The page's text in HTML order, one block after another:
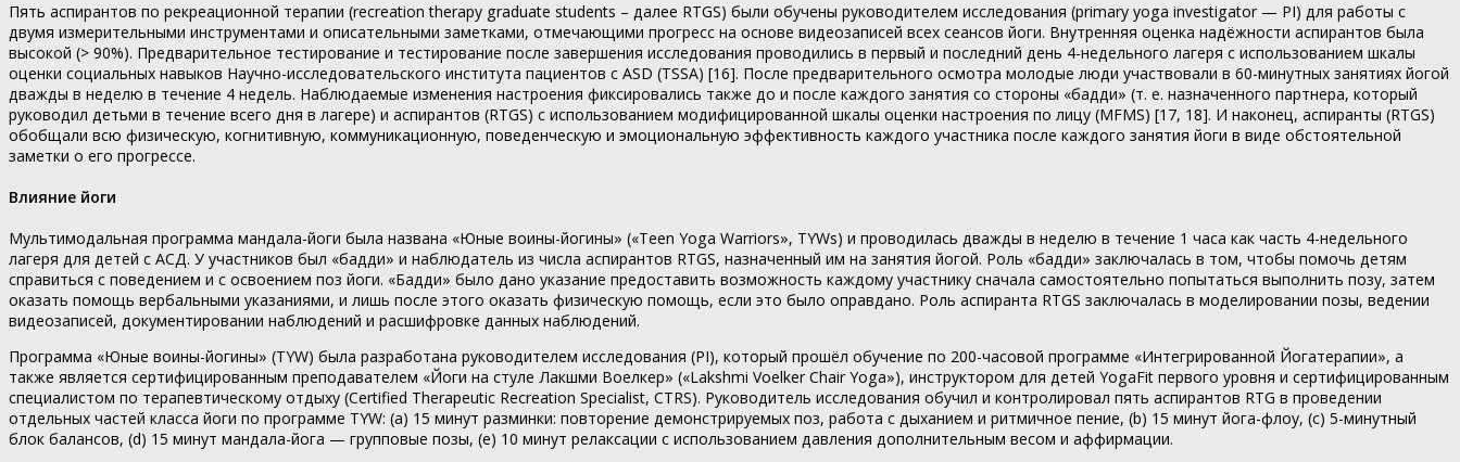
Пять аспирантов по рекреационной терапии (recreation therapy graduate students – далее RTGS) были обучены руководителем исследования (primary yoga investigator — PI) для работы с
двумя измерительными инструментами и описательными заметками, отмечающими прогресс на основе видеозаписей всех сеансов йоги. Внутренняя оценка надёжности аспирантов была
высокой (> 90%). Предварительное тестирование и тестирование после завершения исследования проводились в первый и последний день 4-недельного лагеря с использованием шкалы
оценки социальных навыков Научно-исследовательского института пациентов с ASD (TSSA) [16]. После предварительного осмотра молодые люди участвовали в 60-минутных занятиях йогой
дважды в неделю в течение 4 недель. Наблюдаемые изменения настроения фиксировались также до и после каждого занятия со стороны «бадди» (т. е. назначенного партнера, который
руководил детьми в течение всего дня в лагере) и аспирантов (RTGS) с использованием модифицированной шкалы оценки настроения по лицу (MFMS) [17, 18]. И наконец, аспиранты (RTGS)
обобщали всю физическую, когнитивную, коммуникационную, поведенческую и эмоциональную эффективность каждого участника после каждого занятия йоги в виде обстоятельной
заметки о его прогрессе.
Влияние йоги
Мультимодальная программа мандала-йоги была названа «Юные воины-йогины» («Teen Yoga Warriors», TYWs) и проводилась дважды в неделю в течение 1 часа как часть 4-недельного
лагеря для детей с АСД. У участников был «бадди» и наблюдатель из числа аспирантов RTGS, назначенный им на занятия йогой. Роль «бадди» заключалась в том, чтобы помочь детям
справиться с поведением и с освоением поз йоги. «Бадди» было дано указание предоставить возможность каждому участнику сначала самостоятельно попытаться выполнить позу, затем
оказать помощь вербальными указаниями, и лишь после этого оказать физическую помощь, если это было оправдано. Роль аспиранта RTGS заключалась в моделировании позы, ведении
видеозаписей, документировании наблюдений и расшифровке данных наблюдений.
Программа «Юные воины-йогины» (TYW) была разработана руководителем исследования (PI), который прошёл обучение по 200-часовой программе «Интегрированной Йогатерапии», а
также является сертифицированным преподавателем «Йоги на стуле Лакшми Воелкер» («Lakshmi Voelker Chair Yoga»), инструктором для детей YogaFit первого уровня и сертифицированным
специалистом по терапевтическому отдыху (Certified Therapeutic Recreation Specialist, CTRS). Руководитель исследования обучил и контролировал пять аспирантов RTG в проведении
отдельных частей класса йоги по программе TYW: (a) 15 минут разминки: повторение демонстрируемых поз, работа с дыханием и ритмичное пение, (b) 15 минут йога-флоу, (c) 5-минутный
блок балансов, (d) 15 минут мандала-йога — групповые позы, (e) 10 минут релаксации с использованием давления дополнительным весом и аффирмации.